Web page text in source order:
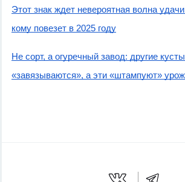
Этот знак ждет невероятная волна
кому повезет в 2025 году
Не сорт, а огуречный завод: другие
«завязываются», а эти «штампуют»